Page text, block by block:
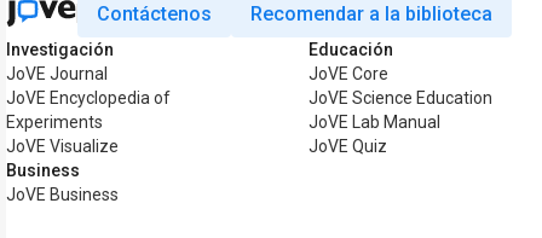
Contáctenos Recomendar a la biblioteca
Investigación
JoVE Journal
JoVE Encyclopedia of
Experiments
JoVE Visualize
Business
JoVE Business
Educación
JoVE Core
JoVE Science Education
JoVE Lab Manual
JoVE Quiz